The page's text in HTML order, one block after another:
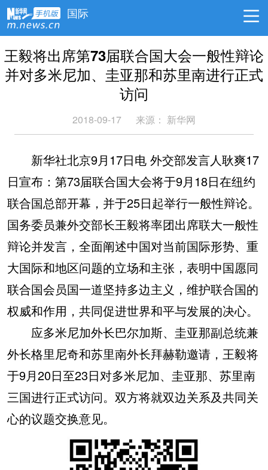
国际
王毅将出席第73届联合国大会一般性辩论
并对多米尼加、圭亚那和苏里南进行正式
访问
2018-09-17 来源： 新华网
新华社北京9月17日电 外交部发言人耿爽17
日宣布：第73届联合国大会将于9月18日在纽约
联合国总部开幕，并于25日起举行一般性辩论。
国务委员兼外交部长王毅将率团出席联大一般性
辩论并发言，全面阐述中国对当前国际形势、重
大国际和地区问题的立场和主张，表明中国愿同
联合国会员国一道坚持多边主义，维护联合国的
权威和作用，共同促进世界和平与发展的决心。
应多米尼加外长巴尔加斯、圭亚那副总统兼
外长格里尼奇和苏里南外长拜赫勒邀请，王毅将
于9月20日至23日对多米尼加、圭亚那、苏里南
三国进行正式访问。双方将就双边关系及共同关
心的议题交换意见。